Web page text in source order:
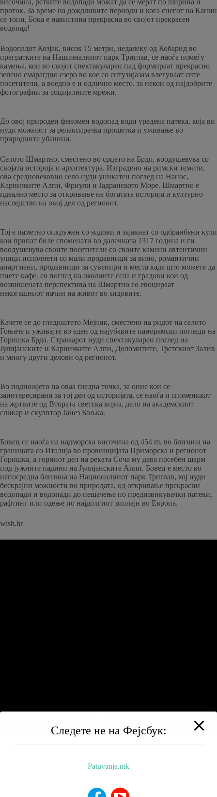
височина, ретките водопади можат да се мерат по ширина и
проток. За време на дождливите периоди и кога снегот на Канин
се топи, Бока е навистина прекрасна во својот прекрасен
водопад!
Водопадот Козјак, висок 15 метри, недалеку од Кобарид во
прегратките на Националниот парк Триглав, се наоѓа помеѓу
камења, кои во својот спектакуларен пад формираат прекрасно
зелено смарагдно езеро во кое со ентузијазам влегуваат сите
посетители, а воедно е и одлично место. за некои од најдобрите
фотографии за социјалните мрежи.
До овој природен феномен водопад води уредена патека, која ви
нуди можност за релаксирачка прошетка и уживање во
природните убавини.
Селото Шмартно, сместено во срцето на Брдо, воодушевува со
својата историја и архитектура. Изградено на римски темели,
ова средновековно село нуди уникатен поглед на Нанос,
Карничките Алпи, Фриули и Јадранското Море. Шмартно е
идеално место за откривање на богатата историја и културно
наследство на овој дел од регионот.
Тој е паметно опкружен со ѕидови и зајакнат со одбранбени кули
кои првпат биле споменати во далечната 1317 година и ги
воодушевува своите посетители со своите камени автентични
улици исполнети со мали продавници за вино, романтични
апартмани, продавници за сувенири и места каде што можете да
пиете кафе. со поглед на околните села и градови кои од
возвишената перспектива на Шмартно го евоцираат
некогашниот начин на живот во ѕидовите.
Качете се до гледиштето Мејник, сместено на ридот на селото
Гоњаче и уживајте во еден од најубавите панорамски погледи на
Горишка Брда. Стражарот нуди спектакуларен поглед на
Јулијанските и Карничките Алпи, Доломитите, Трстскиот Залив
и многу други делови од регионот.
Во подножјето на оваа гледна точка, за оние кои се
заинтересирани за тој дел од историјата, се наоѓа и споменикот
на жртвите од Втората светска војна, дело на академскиот
сликар и скулптор Јанез Бољка.
Бовец се наоѓа на надморска височина од 454 m, во близина на
границата со Италија во провинцијата Приморска и регионот
Горишка, а горниот дел на реката Соча му дава посебен шарм
под јужните падини на Јулијанските Алпи. Бовец е место во
непосредна близина на Националниот парк Триглав, кој нуди
бескрајни можности во природата, од откривање прекрасни
водопади и водопади до пешачење по предизвикувачки патеки,
рафтинг или одење по најдолгиот зиплајн во Европа.
wish.hr
BALKAN TRIP
НИЗ МАКЕДОНИЈА
Следете не на Фејсбук:
Patuvanja.mk